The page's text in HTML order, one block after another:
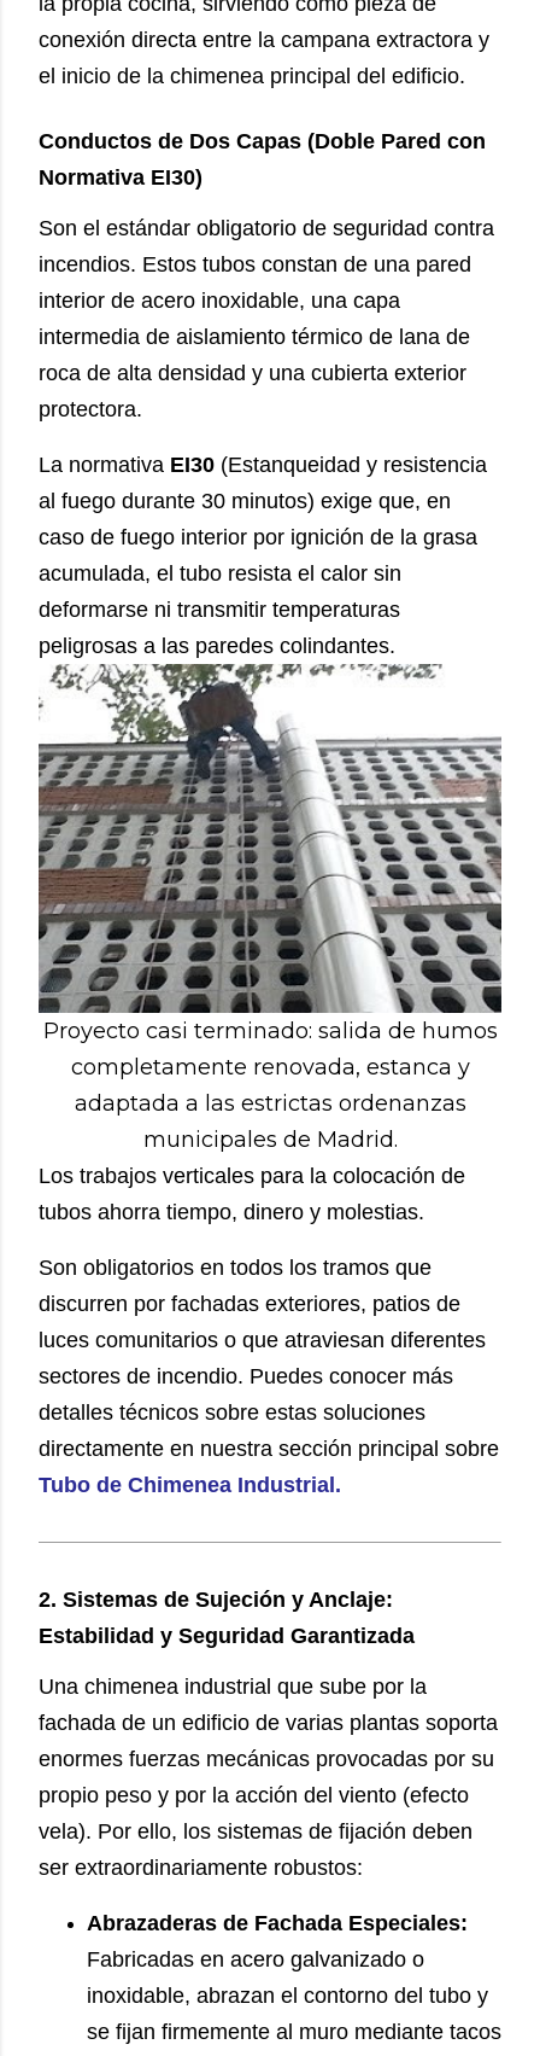
conexión directa entre la campana extractora y
el inicio de la chimenea principal del edificio.
Conductos de Dos Capas (Doble Pared con
Normativa EI30)
Son el estándar obligatorio de seguridad contra
incendios. Estos tubos constan de una pared
interior de acero inoxidable, una capa
intermedia de aislamiento térmico de lana de
roca de alta densidad y una cubierta exterior
protectora.
La normativa EI30 (Estanqueidad y resistencia
al fuego durante 30 minutos) exige que, en
caso de fuego interior por ignición de la grasa
acumulada, el tubo resista el calor sin
deformarse ni transmitir temperaturas
peligrosas a las paredes colindantes.
Proyecto casi terminado: salida de humos
completamente renovada, estanca y
adaptada a las estrictas ordenanzas
municipales de Madrid.
Los trabajos verticales para la colocación de
tubos ahorra tiempo, dinero y molestias.
Son obligatorios en todos los tramos que
discurren por fachadas exteriores, patios de
luces comunitarios o que atraviesan diferentes
sectores de incendio. Puedes conocer más
detalles técnicos sobre estas soluciones
directamente en nuestra sección principal sobre
Tubo de Chimenea Industrial.
2. Sistemas de Sujeción y Anclaje:
Estabilidad y Seguridad Garantizada
Una chimenea industrial que sube por la
fachada de un edificio de varias plantas soporta
enormes fuerzas mecánicas provocadas por su
propio peso y por la acción del viento (efecto
vela). Por ello, los sistemas de fijación deben
ser extraordinariamente robustos:
Abrazaderas de Fachada Especiales:
Fabricadas en acero galvanizado o
inoxidable, abrazan el contorno del tubo y
se fijan firmemente al muro mediante tacos